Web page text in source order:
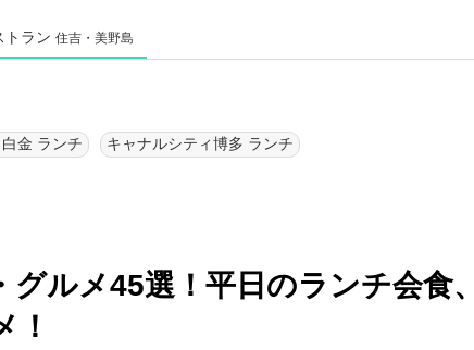
トラン 住吉・美野島
金 ランチ キャナルシティ博多 ランチ
ルメ45選！ 平日のランチ会食、
！